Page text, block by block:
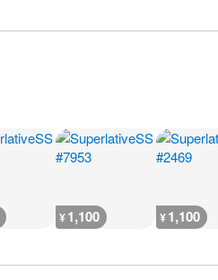
¥1,100 ¥1,100